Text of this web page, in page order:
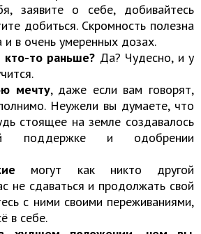
заявите о себе, добивайтесь
добиться. Скромность полезна
и в очень умеренных дозах.
то раньше? Да? Чудесно, и у
мечту, даже если вам говорят,
Неужели вы думаете, что
стоящее на земле создавалось
поддержке и одобрении
могут как никто другой
не сдаваться и продолжать свой
с ними своими переживаниями,
в себе.